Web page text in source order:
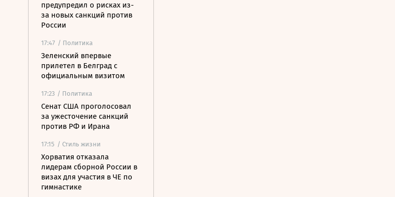
предупредил о рисках из-
за новых санкций против
России
17:47 / Политика
Зеленский впервые
прилетел в Белград с
официальным визитом
17:23 / Политика
Сенат США проголосовал
за ужесточение санкций
против РФ и Ирана
17:15 / Стиль жизни
Хорватия отказала
лидерам сборной России в
визах для участия в ЧЕ по
гимнастике